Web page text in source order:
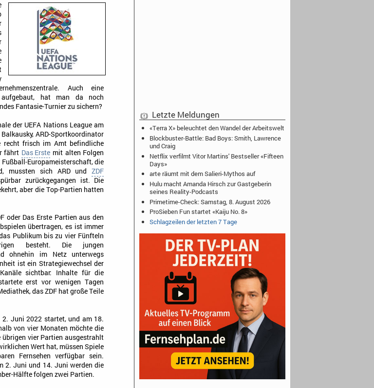
Auch eine
hat man da noch
Fantasie-Turnier zu sichern?
der UEFA Nations League am
ARD-Sportkoordinator
frisch im Amt befindliche
fährt Das Erste mit alten Folgen
Europameisterschaft, die
mussten sich ARD undZDF
zurückgegangen ist. Die
aber die Top-Partien hatten
oder Das Erste Partien aus den
übertragen, es ist immer
Publikum bis zu vier Fünfteln
besteht. Die jungen
ohnehin im Netz unterwegs
ist ein Strategiewechsel der
sichtbar: Inhalte für die
erst vor wenigen Tagen
das ZDF hat große Teile
2. Juni 2022 startet, und am 18.
von vier Monaten möchte die
übrigen vier Partien ausgestrahlt
Wert hat, müssen Spiele
Fernsehen verfügbar sein.
2. Juni und 14. Juni werden die
Hälfte folgen zwei Partien.
Letzte Meldungen
«Terra X» beleuchtet den Wandel der Arbeitswelt
Blockbuster-Battle: Bad Boys: Smith, Lawrence
und Craig
Netflix verfilmt Vitor Martins' Bestseller «Fifteen
Days»
arte räumt mit dem Salieri-Mythos auf
Hulu macht Amanda Hirsch zur Gastgeberin
seines Reality-Podcasts
Primetime-Check: Samstag, 8. August 2026
ProSieben Fun startet «Kaiju No. 8»
Schlagzeilen der letzten 7 Tage